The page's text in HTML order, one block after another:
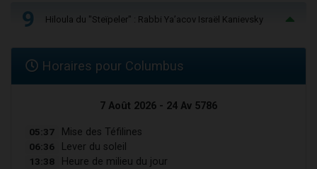
9 Hiloula du "Steïpeler" : Rabbi Ya’acov Israël Kanievsky
Horaires pour Columbus
7 Août 2026 - 24 Av 5786
05:37 Mise des Téfilines
06:36 Lever du soleil
13:38 Heure de milieu du jour